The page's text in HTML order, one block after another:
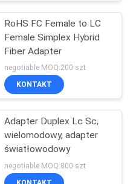
RoHS FC Female to LC
Female Simplex Hybrid
Fiber Adapter
negotiable MOQ:200 szt
KONTAKT
Adapter Duplex Lc Sc,
wielomodowy, adapter
światłowodowy
negotiable MOQ:800 szt